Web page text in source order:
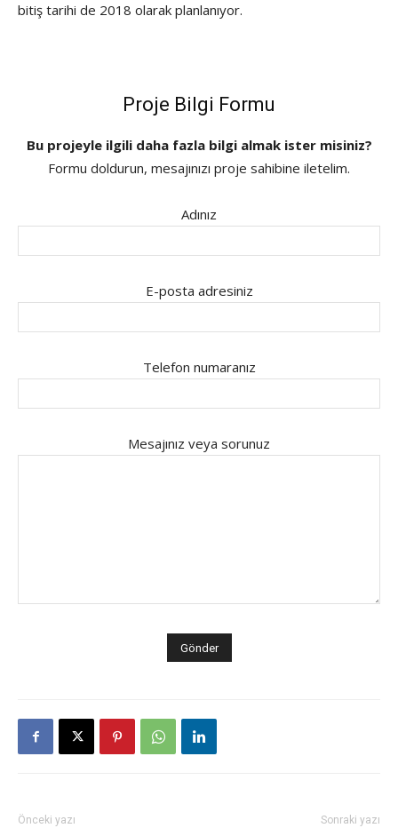
bitiş tarihi de 2018 olarak planlanıyor.
Proje Bilgi Formu
Bu projeyle ilgili daha fazla bilgi almak ister misiniz?
Formu doldurun, mesajınızı proje sahibine iletelim.
Adınız
E-posta adresiniz
Telefon numaranız
Mesajınız veya sorunuz
Önceki yazı Sonraki yazı